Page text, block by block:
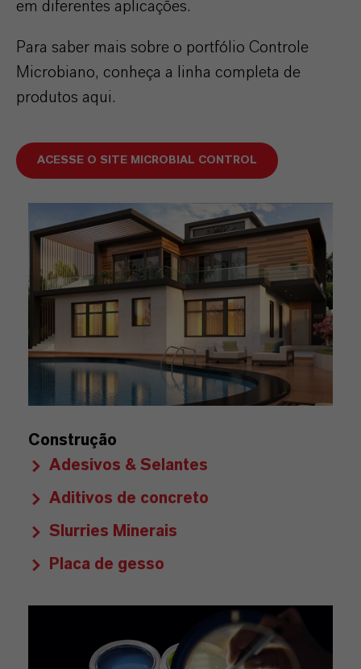
em diferentes aplicações.
Para saber mais sobre o portfólio Controle
Microbiano, conheça a linha completa de
produtos aqui.
ACESSE O SITE MICROBIAL CONTROL
Construção
Adesivos & Selantes
Aditivos de concreto
Slurries Minerais
Placa de gesso